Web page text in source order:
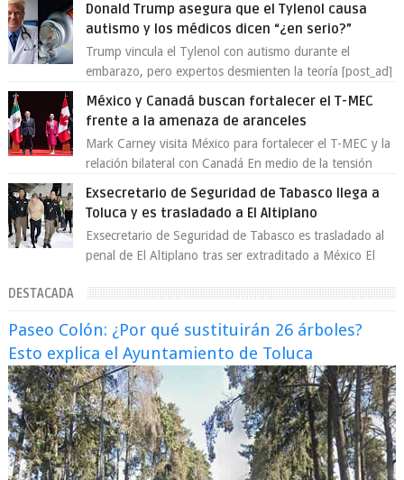
Donald Trump asegura que el Tylenol causa
autismo y los médicos dicen “¿en serio?”
Trump vincula el Tylenol con autismo durante el
embarazo, pero expertos desmienten la teoría [post_ad]
México y Canadá buscan fortalecer el T-MEC
frente a la amenaza de aranceles
Mark Carney visita México para fortalecer el T-MEC y la
relación bilateral con Canadá En medio de la tensión
Exsecretario de Seguridad de Tabasco llega a
Toluca y es trasladado a El Altiplano
Exsecretario de Seguridad de Tabasco es trasladado al
penal de El Altiplano tras ser extraditado a México El
DESTACADA
Paseo Colón: ¿Por qué sustituirán 26 árboles?
Esto explica el Ayuntamiento de Toluca